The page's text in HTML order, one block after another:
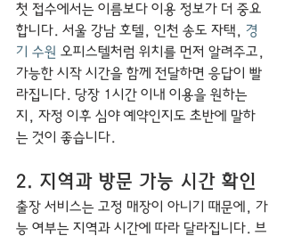
첫 접수에서는 이름보다 이용 정보가 더 중요
합니다. 서울 강남 호텔, 인천 송도 자택, 경
기 수원 오피스텔처럼 위치를 먼저 알려주고,
가능한 시작 시간을 함께 전달하면 응답이 빨
라집니다. 당장 1시간 이내 이용을 원하는
지, 자정 이후 심야 예약인지도 초반에 말하
는 것이 좋습니다.
2. 지역과 방문 가능 시간 확인
출장 서비스는 고정 매장이 아니기 때문에, 가
능 여부는 지역과 시간에 따라 달라집니다. 브